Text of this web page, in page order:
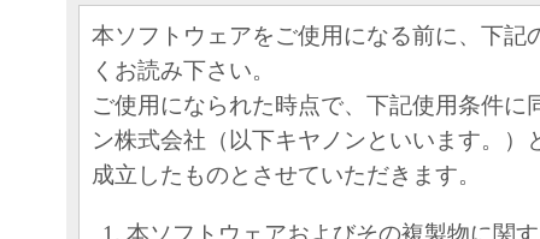
本ソフトウェアをご使用になる前に、下記
くお読み下さい。
ご使用になられた時点で、下記使用条件に
ン株式会社（以下キヤノンといいます。）
成立したものとさせていただきます。
本ソフトウェアおよびその複製物に関